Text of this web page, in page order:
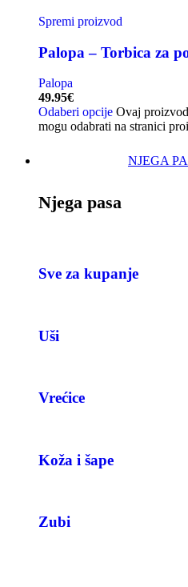
Spremi proizvod
Palopa – Torbica za
Palopa
49.95€
Odaberi opcije Ovaj
mogu odabrati na stranici
NJEGA
Njega pasa
Sve za kupanje
Uši
Vrećice
Koža i šape
Zubi